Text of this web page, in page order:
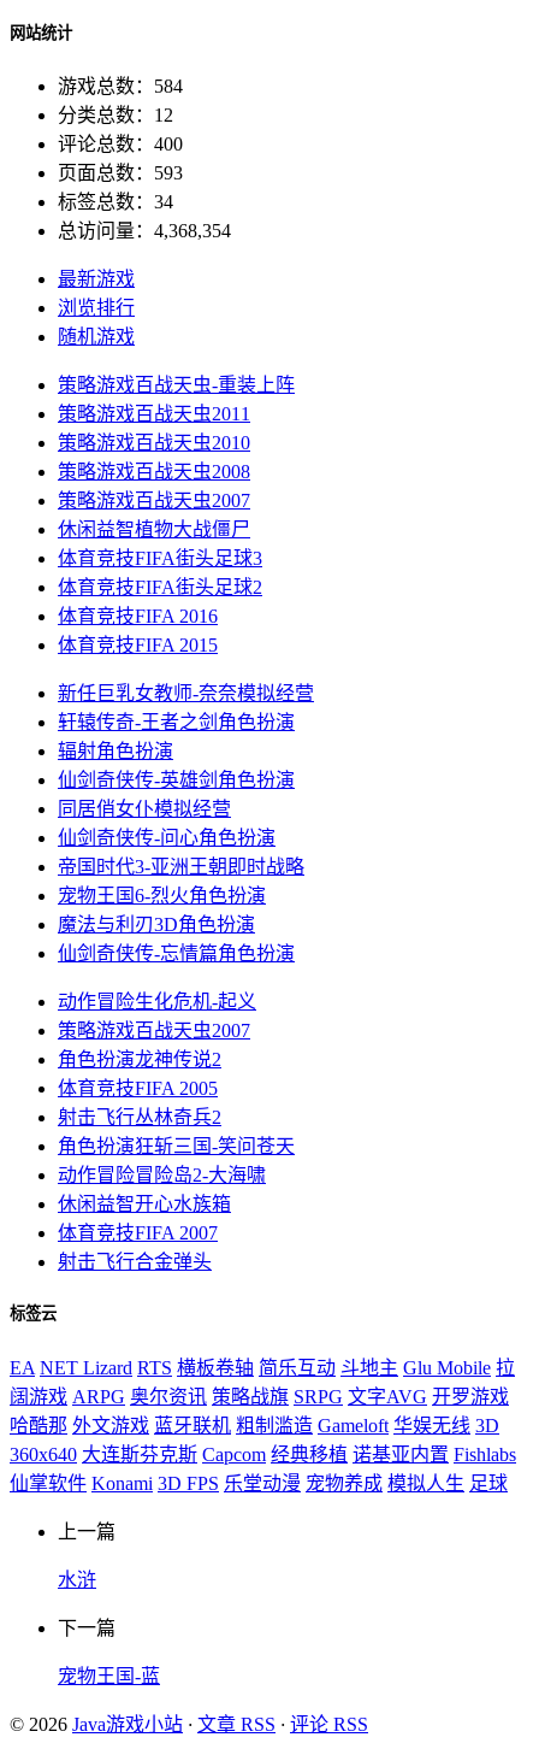
网站统计
游戏总数：584
分类总数：12
评论总数：400
页面总数：593
标签总数：34
总访问量：4,368,354
最新游戏
浏览排行
随机游戏
策略游戏百战天虫-重装上阵
策略游戏百战天虫2011
策略游戏百战天虫2010
策略游戏百战天虫2008
策略游戏百战天虫2007
休闲益智植物大战僵尸
体育竞技FIFA街头足球3
体育竞技FIFA街头足球2
体育竞技FIFA 2016
体育竞技FIFA 2015
新任巨乳女教师-奈奈模拟经营
轩辕传奇-王者之剑 角色扮演
辐射角色扮演
仙剑奇侠传-英雄剑 角色扮演
同居俏女仆模拟经营
仙剑奇侠传-问心角色扮演
帝国时代3-亚洲王朝 即时战略
宠物王国6-烈火角色扮演
魔法与利刃3D角色扮演
仙剑奇侠传-忘情篇角色扮演
动作冒险生化危机-起义
策略游戏百战天虫2007
角色扮演龙神传说2
体育竞技FIFA 2005
射击飞行丛林奇兵2
角色扮演狂斩三国-笑问苍天
动作冒险冒险岛2-大海啸
休闲益智开心水族箱
体育竞技FIFA 2007
射击飞行合金弹头
标签云
EA NET Lizard RTS 横板卷轴 简乐互动 斗地主 Glu Mobile 拉
阔游戏 ARPG 奥尔资讯 策略战旗 SRPG 文字AVG 开罗游戏
哈酷那 外文游戏 蓝牙联机 粗制滥造 Gameloft 华娱无线 3D
360x640 大连斯芬克斯 Capcom 经典移植 诺基亚内置 Fishlabs
仙掌软件 Konami 3D FPS 乐堂动漫 宠物养成 模拟人生 足球
上一篇
水浒
下一篇
宠物王国-蓝
© 2026 Java游戏小站 · 文章 RSS · 评论 RSS